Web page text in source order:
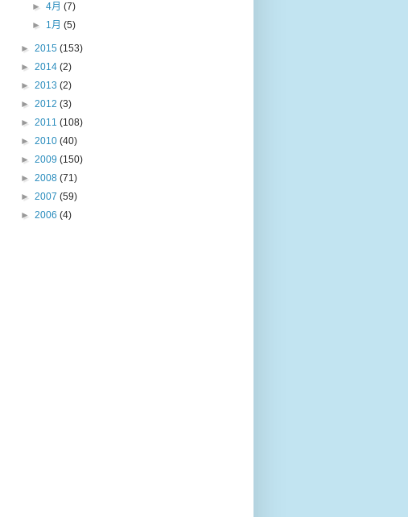
►4月(7)
► 1月(5)
► 2015 (153)
► 2014 (2)
► 2013 (2)
► 2012 (3)
► 2011 (108)
► 2010 (40)
► 2009 (150)
► 2008 (71)
► 2007 (59)
► 2006 (4)